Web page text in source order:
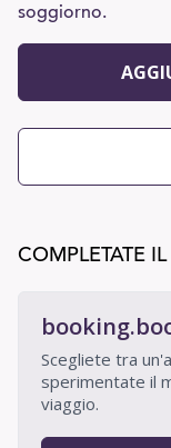
soggiorno.
COMPLETATE
Scegliete tra
sperimentate il
viaggio.